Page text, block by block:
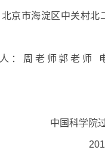
京市海淀区中关村北
：周老师郭老师
中国科学院过